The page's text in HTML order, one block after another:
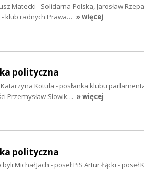
Matecki - Solidarna Polska, Jarosław
klub radnych Prawa… » więcej
polityczna
Kotula - posłanka klubu
Przemysław Słowik… » więcej
polityczna
Jach - poseł PiS Artur Łącki -